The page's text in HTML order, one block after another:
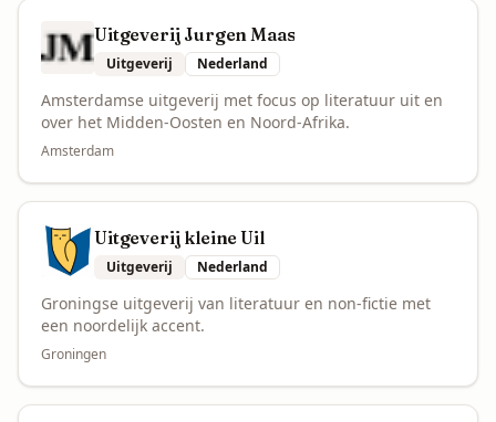
Uitgeverij Jurgen Maas
Uitgeverij Nederland
Amsterdamse uitgeverij met focus op literatuur uit en
over het Midden-Oosten en Noord-Afrika.
Amsterdam
Uitgeverij kleine Uil
Uitgeverij Nederland
Groningse uitgeverij van literatuur en non-fictie met
een noordelijk accent.
Groningen